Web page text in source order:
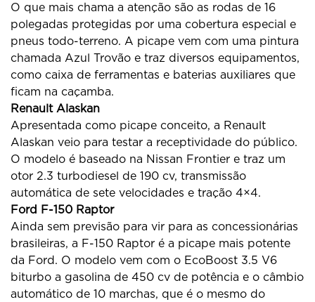
O que mais chama a atenção são as rodas de 16
polegadas protegidas por uma cobertura especial e
pneus todo-terreno. A picape vem com uma pintura
chamada Azul Trovão e traz diversos equipamentos,
como caixa de ferramentas e baterias auxiliares que
ficam na caçamba.
Renault Alaskan
Apresentada como picape conceito, a Renault
Alaskan veio para testar a receptividade do público.
O modelo é baseado na Nissan Frontier e traz um
otor 2.3 turbodiesel de 190 cv, transmissão
automática de sete velocidades e tração 4×4.
Ford F-150 Raptor
Ainda sem previsão para vir para as concessionárias
brasileiras, a F-150 Raptor é a picape mais potente
da Ford. O modelo vem com o EcoBoost 3.5 V6
biturbo a gasolina de 450 cv de potência e o câmbio
automático de 10 marchas, que é o mesmo do